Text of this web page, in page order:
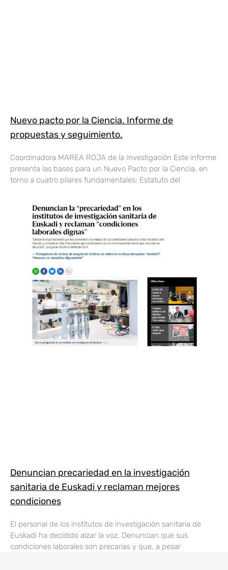
Nuevo pacto por la Ciencia. Informe de
propuestas y seguimiento.
Coordinadora MAREA ROJA de la Investigación Este informe
presenta las bases para un Nuevo Pacto por la Ciencia, en
torno a cuatro pilares fundamentales: Estatuto del
Denuncian precariedad en la investigación
sanitaria de Euskadi y reclaman mejores
condiciones
El personal de los institutos de investigación sanitaria de
Euskadi ha decidido alzar la voz. Denuncian que sus
condiciones laborales son precarias y que, a pesar